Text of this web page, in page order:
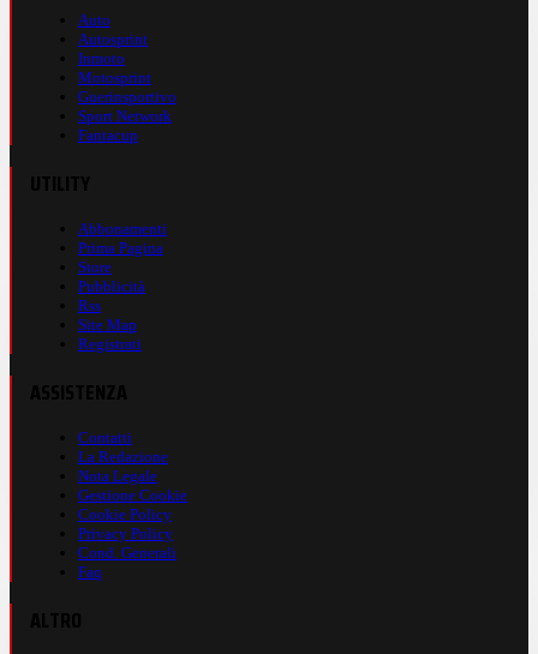
Auto
Autosprint
Inmoto
Motosprint
Guerinsportivo
Sport Network
Fantacup
Abbonamenti
Prima Pagina
Store
Pubblicità
Rss
Site Map
Registrati
Contatti
La Redazione
Nota Legale
Gestione Cookie
Cookie Policy
Privacy Policy
Cond. Generali
Faq